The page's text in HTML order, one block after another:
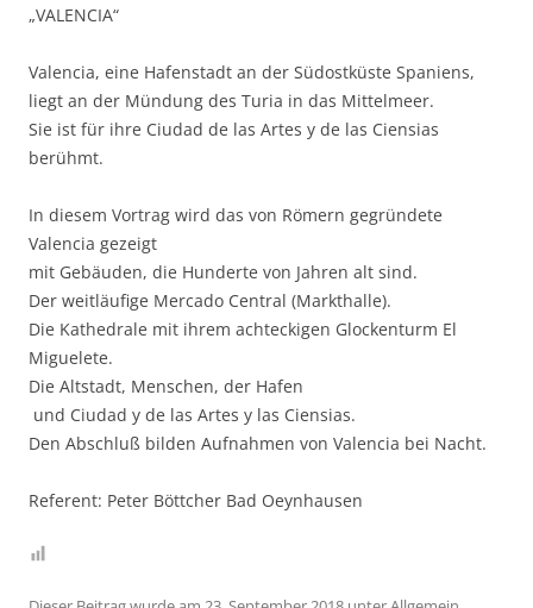
„VALENCIA“
Valencia, eine Hafenstadt an der Südostküste Spaniens,
liegt an der Mündung des Turia in das Mittelmeer.
Sie ist für ihre Ciudad de las Artes y de las Ciensias
berühmt.
In diesem Vortrag wird das von Römern gegründete
Valencia gezeigt
mit Gebäuden, die Hunderte von Jahren alt sind.
Der weitläufige Mercado Central (Markthalle).
Die Kathedrale mit ihrem achteckigen Glockenturm El
Miguelete.
Die Altstadt, Menschen, der Hafen
und Ciudad y de las Artes y las Ciensias.
Den Abschluß bilden Aufnahmen von Valencia bei Nacht.
Referent: Peter Böttcher Bad Oeynhausen